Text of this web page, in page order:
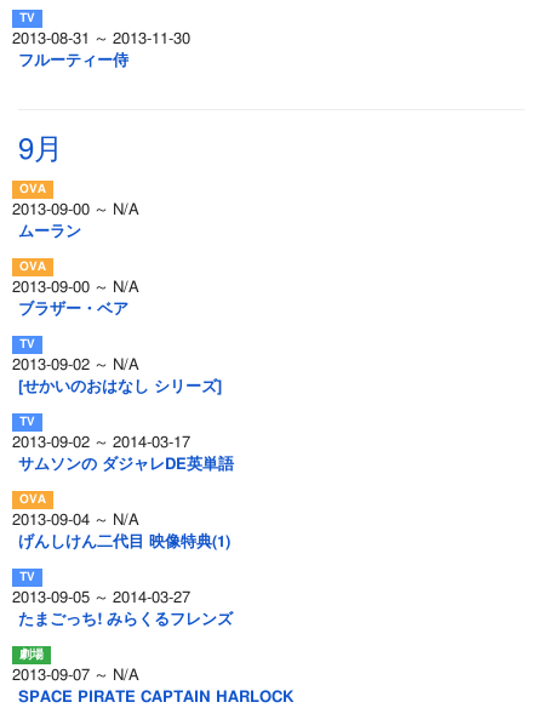
2013-08-31 ～ 2013-11-30
フルーティー侍
9月
2013-09-00 ～ N/A
ムーラン
2013-09-00 ～ N/A
ブラザー・ベア
2013-09-02 ～ N/A
[せかいのおはなし シリーズ]
2013-09-02 ～ 2014-03-17
サムソンの ダジャレDE英単語
2013-09-04 ～ N/A
げんしけん二代目 映像特典(1)
2013-09-05 ～ 2014-03-27
たまごっち! みらくるフレンズ
2013-09-07 ～ N/A
SPACE PIRATE CAPTAIN HARLOCK